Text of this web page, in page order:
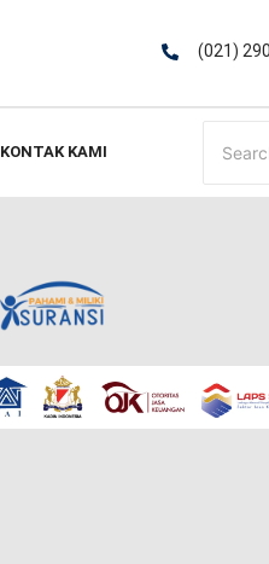
(021)
KONTAK KAMI